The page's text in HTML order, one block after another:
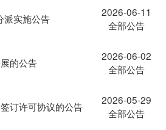
派实施公告
2026-06-11
全部公告
的公告
2026-06-02
全部公告
订许可协议的公告
2026-05-29
全部公告